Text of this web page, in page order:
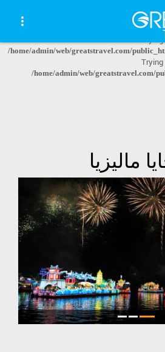
failed to open stream: HTTP request
/home/admin/web/greatstravel.com/
/home/admin/web/greatstravel.com/
/home/admin/web/greatstravel.com/
ماليزيا